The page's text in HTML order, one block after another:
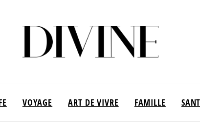
VOYAGE ART DE VIVRE FAMILLE